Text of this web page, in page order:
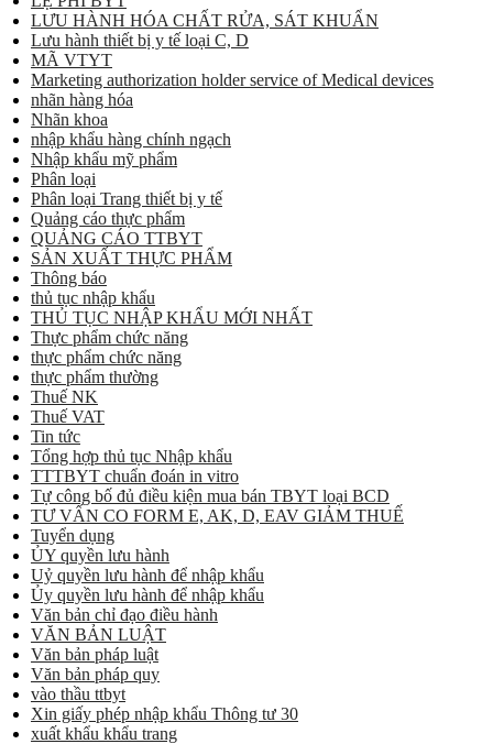
LƯU HÀNH HÓA CHẤT RỬA, SÁT KHUẨN
Lưu hành thiết bị y tế loại C, D
MÃ VTYT
Marketing authorization holder service of Medical devices
nhãn hàng hóa
Nhãn khoa
nhập khẩu hàng chính ngạch
Nhập khẩu mỹ phẩm
Phân loại
Phân loại Trang thiết bị y tế
Quảng cáo thực phẩm
QUẢNG CÁO TTBYT
SẢN XUẤT THỰC PHẨM
Thông báo
thủ tục nhập khẩu
THỦ TỤC NHẬP KHẨU MỚI NHẤT
Thực phẩm chức năng
thực phẩm chức năng
thực phẩm thường
Thuế NK
Thuế VAT
Tin tức
Tổng hợp thủ tục Nhập khẩu
TTTBYT chuẩn đoán in vitro
Tự công bố đủ điều kiện mua bán TBYT loại BCD
TƯ VẤN CO FORM E, AK, D, EAV GIẢM THUẾ
Tuyển dụng
ỦY quyền lưu hành
Uỷ quyền lưu hành để nhập khẩu
Ủy quyền lưu hành để nhập khẩu
Văn bản chỉ đạo điều hành
VĂN BẢN LUẬT
Văn bản pháp luật
Văn bản pháp quy
vào thầu ttbyt
Xin giấy phép nhập khẩu Thông tư 30
xuất khẩu khẩu trang